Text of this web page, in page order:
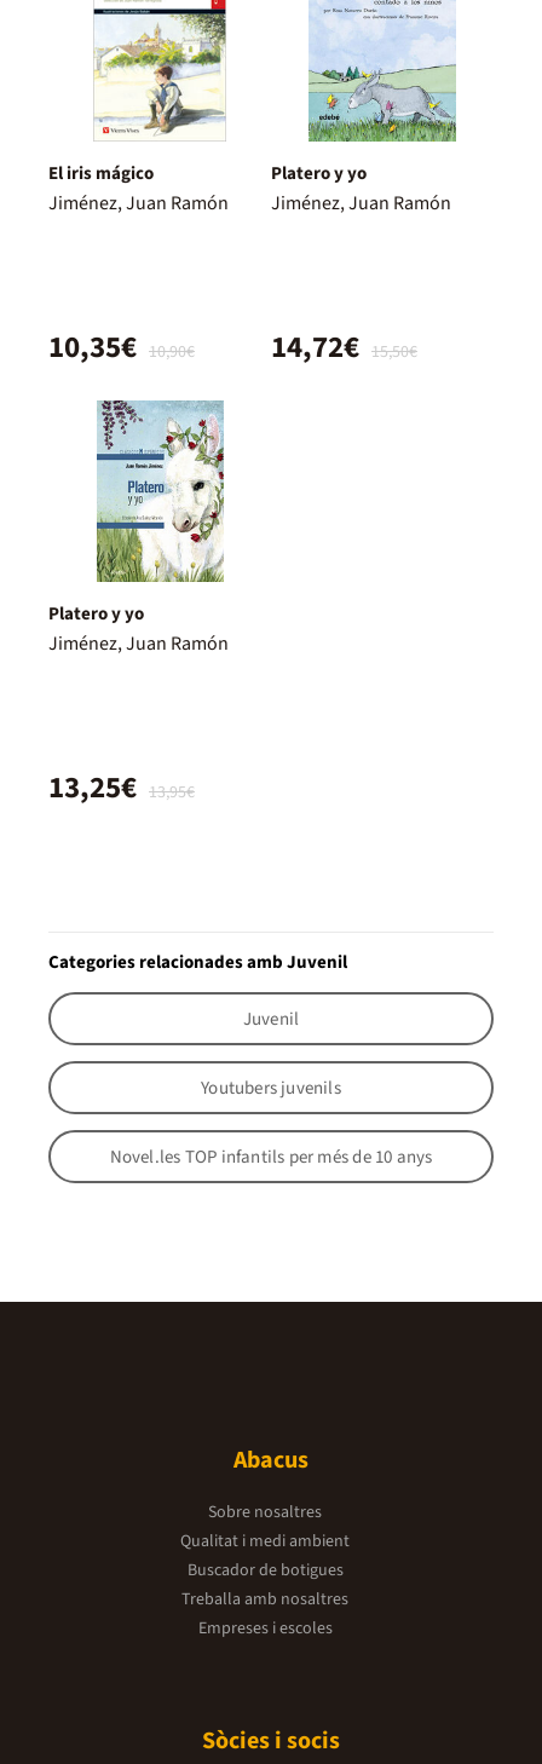
El iris mágico
Jiménez, Juan Ramón
10,90€
10,35€
Platero y yo
Jiménez, Juan Ramón
15,50€
14,72€
Platero y yo
Jiménez, Juan Ramón
13,95€
13,25€
Categories relacionades amb Juvenil
Juvenil
Youtubers juvenils
Novel.les TOP infantils per més de 10 anys
Abacus
Sobre nosaltres
Qualitat i medi ambient
Buscador de botigues
Treballa amb nosaltres
Empreses i escoles
Sòcies i socis